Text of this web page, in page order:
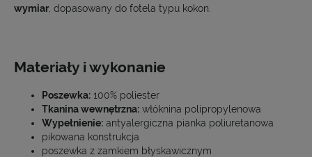
wymiar, dopasowany do fotela typu kokon.
Materiały i wykonanie
Poszewka: 100% poliester
Tkanina wewnętrzna: włóknina polipropylenowa
Wypełnienie: antyalergiczna pianka poliuretanowa
pikowana konstrukcja
poszewka z zamkiem błyskawicznym